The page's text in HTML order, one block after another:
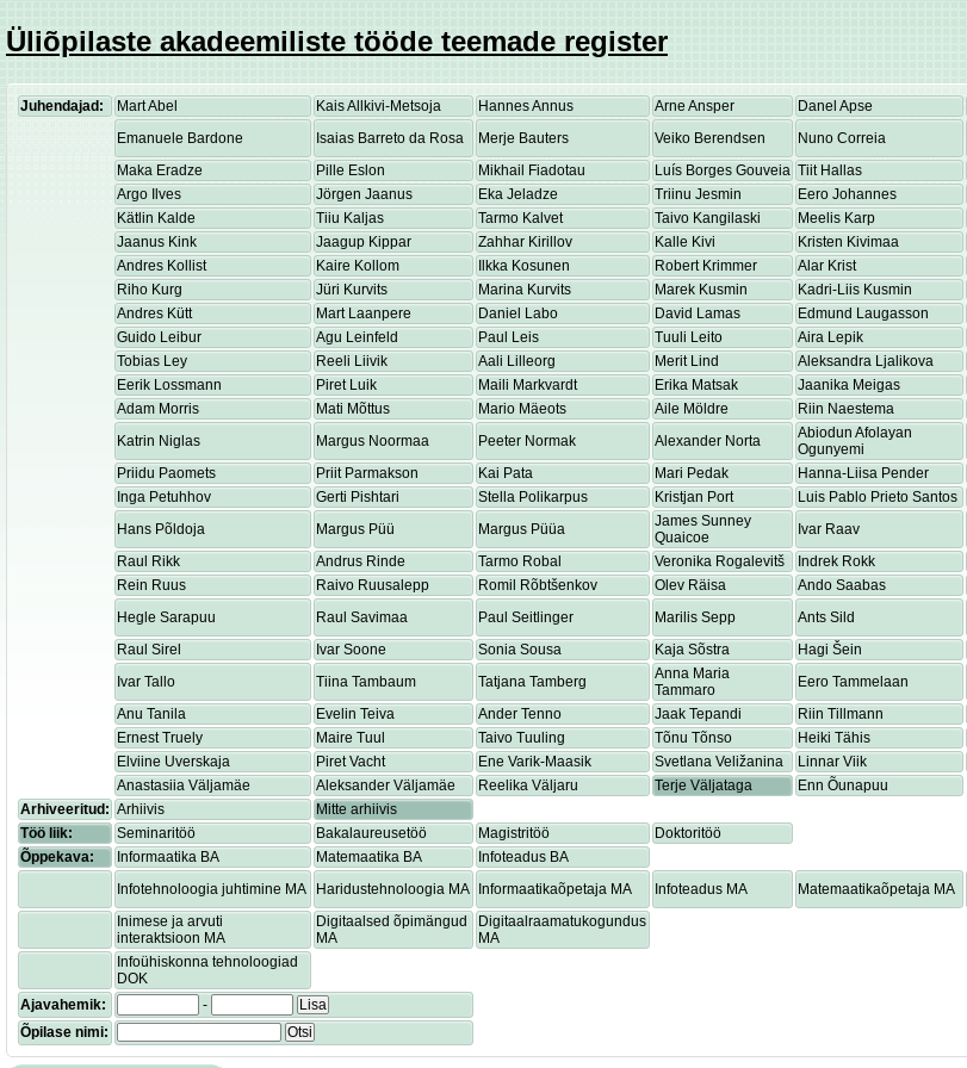
Üliõpilaste akadeemiliste tööde teemade register
Juhendajad: Mart Abel Kais Allkivi-Metsoja Hannes Annus Arne Ansper Danel Apse
Emanuele Bardone
Isaias Barreto da Rosa Merje Bauters Veiko Berendsen Nuno Correia
Maka Eradze
Pille Eslon Mikhail Fiadotau Luís Borges Gouveia Tiit Hallas
Argo Ilves
Jörgen Jaanus Eka Jeladze Triinu Jesmin Eero Johannes
Kätlin Kalde
Tiiu Kaljas Tarmo Kalvet Taivo Kangilaski Meelis Karp
Jaanus Kink
Jaagup Kippar Zahhar Kirillov Kalle Kivi Kristen Kivimaa
Andres Kollist
Kaire Kollom Ilkka Kosunen Robert Krimmer Alar Krist
Riho Kurg
Jüri Kurvits Marina Kurvits Marek Kusmin Kadri-Liis Kusmin
Andres Kütt
Mart Laanpere Daniel Labo David Lamas Edmund Laugasson
Guido Leibur
Agu Leinfeld Paul Leis Tuuli Leito Aira Lepik
Tobias Ley
Reeli Liivik Aali Lilleorg Merit Lind Aleksandra Ljalikova
Eerik Lossmann
Piret Luik Maili Markvardt Erika Matsak Jaanika Meigas
Adam Morris
Mati Mõttus Mario Mäeots Aile Möldre Riin Naestema
Katrin Niglas
Margus Noormaa Peeter Normak Alexander Norta
Abiodun Afolayan
Ogunyemi
Priidu Paomets
Priit Parmakson Kai Pata Mari Pedak Hanna-Liisa Pender
Inga Petuhhov
Gerti Pishtari Stella Polikarpus Kristjan Port Luis Pablo Prieto Santos
Hans Põldoja
Margus Püü Margus Püüa
James Sunney
Quaicoe
Ivar Raav
Raul Rikk
Andrus Rinde Tarmo Robal Veronika Rogalevitš Indrek Rokk
Rein Ruus
Raivo Ruusalepp Romil Rõbtšenkov Olev Räisa Ando Saabas
Hegle Sarapuu
Raul Savimaa Paul Seitlinger Marilis Sepp Ants Sild
Raul Sirel
Ivar Soone Sonia Sousa Kaja Sõstra Hagi Šein
Ivar Tallo
Tiina Tambaum Tatjana Tamberg
Anna Maria
Tammaro
Eero Tammelaan
Anu Tanila
Evelin Teiva Ander Tenno Jaak Tepandi Riin Tillmann
Ernest Truely
Maire Tuul Taivo Tuuling Tõnu Tõnso Heiki Tähis
Elviine Uverskaja
Piret Vacht Ene Varik-Maasik Svetlana Veližanina Linnar Viik
Anastasiia Väljamäe
Aleksander Väljamäe Reelika Väljaru Terje Väljataga
Enn Õunapuu
Arhiveeritud: Arhiivis
Mitte arhiivis
Töö liik:
Seminaritöö Bakalaureusetöö Magistritöö
Doktoritöö
Õppekava:
Informaatika BA Matemaatika BA
Infoteadus BA
Infotehnoloogia juhtimine MA
Haridustehnoloogia MA Informaatikaõpetaja MA Infoteadus MA Matemaatikaõpetaja MA
Inimese ja arvuti
interaktsioon MA
Digitaalsed õpimängud
MA
Digitaalraamatukogundus
MA
Infoühiskonna tehnoloogiad
DOK
Ajavahemik:
-
Lisa
Õpilase nimi:
Otsi